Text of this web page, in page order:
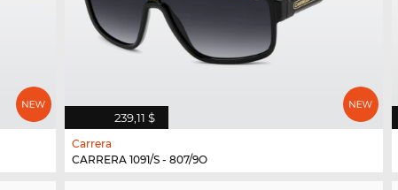
239,11 $
Carrera
CARRERA 1091/S - 807/9O